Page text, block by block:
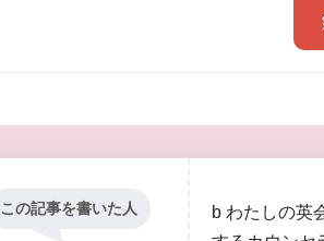
この記事を書いた人
b わたしの英